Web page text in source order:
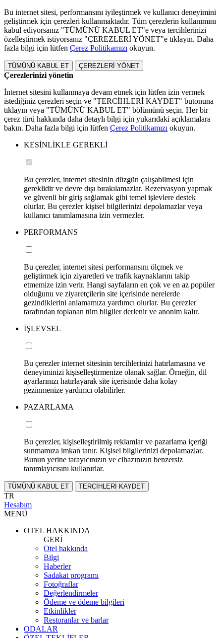
Bu internet sitesi, performansını iyileştirmek ve kullanıcı deneyimini
geliştirmek için çerezleri kullanmaktadır. Tüm çerezlerin kullanımını
kabul ediyorsanız "TÜMÜNÜ KABUL ET"e veya tercihlerinizi
özelleştirmek istiyorsanız "ÇEREZLERİ YÖNET"e tıklayın. Daha
fazla bilgi için lütfen Çerez Politikamızı okuyun.
TÜMÜNÜ KABUL ET ÇEREZLERİ YÖNET
Çerezlerinizi yönetin
İnternet sitesini kullanmaya devam etmek için lütfen izin vermek
istediğiniz çerezleri seçin ve "TERCİHLERİ KAYDET" butonuna
tıklayın veya "TÜMÜNÜ KABUL ET" bölümünü seçin. Her bir
çerez türü hakkında daha detaylı bilgi için yukarıdaki açıklamalara
bakın. Daha fazla bilgi için lütfen Çerez Politikamızı okuyun.
KESİNLİKLE GEREKLİ
Bu çerezler, internet sitesinin düzgün çalışabilmesi için
gereklidir ve devre dışı bırakılamazlar. Rezervasyon yapmak
ve güvenli bir giriş sağlamak gibi temel işlevlere destek
olurlar. Bu çerezler kişisel bilgilerinizi depolamazlar veya
kullanıcı tanımlamasına izin vermezler.
PERFORMANS
Bu çerezler, internet sitesi performansını ölçmek ve
geliştirmek için ziyaretleri ve trafik kaynaklarını takip
etmemize izin verir. Hangi sayfaların en çok ve en az popüler
olduğunu ve ziyaretçilerin site içerisinde nerelerde
gezindiklerini anlamamıza yardımcı olurlar. Bu çerezler
tarafından toplanan tüm bilgiler derlenir ve anonim kalır.
İŞLEVSEL
Bu çerezler internet sitesinin tercihlerinizi hatırlamasına ve
deneyiminizi kişiselleştirmenize olanak sağlar. Örneğin, dil
ayarlarınızı hatırlayarak site içerisinde daha kolay
gezinmenize yardımcı olabilirler.
PAZARLAMA
Bu çerezler, kişiselleştirilmiş reklamlar ve pazarlama içeriği
sunmamıza imkan tanır. Kişisel bilgilerinizi depolamazlar.
Bunun yerine tarayıcınızın ve cihazınızın benzersiz
tanımlayıcısını kullanırlar.
TÜMÜNÜ KABUL ET TERCİHLERİ KAYDET
TR
Hesabım
MENÜ
OTEL HAKKINDA
GERİ
Otel hakkında
Bilgi
Haberler
Sadakat programı
Fotoğraflar
Değerlendirmeler
Ödeme ve ödeme bilgileri
Etkinlikler
Restoranlar ve barlar
ODALAR